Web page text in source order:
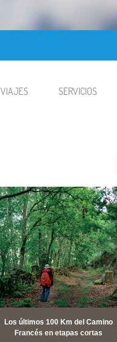
VIAJES SERVICIOS
Los últimos 100 Km del Camino
Francés en etapas cortas